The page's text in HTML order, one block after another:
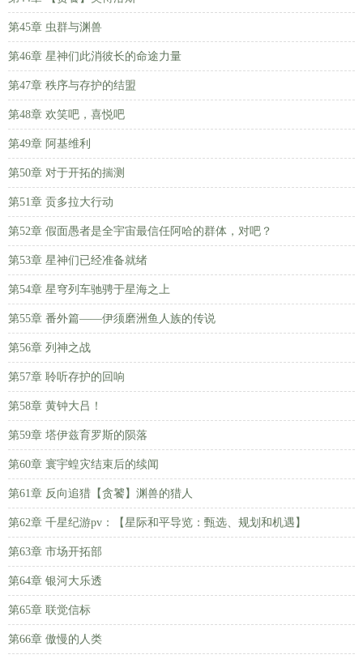
第45章 虫群与渊兽
第46章 星神们此消彼长的命途力量
第47章 秩序与存护的结盟
第48章 欢笑吧，喜悦吧
第49章 阿基维利
第50章 对于开拓的揣测
第51章 贡多拉大行动
第52章 假面愚者是全宇宙最信任阿哈的群体，对吧？
第53章 星神们已经准备就绪
第54章 星穹列车驰骋于星海之上
第55章 番外篇——伊须磨洲鱼人族的传说
第56章 列神之战
第57章 聆听存护的回响
第58章 黄钟大吕！
第59章 塔伊兹育罗斯的陨落
第60章 寰宇蝗灾结束后的续闻
第61章 反向追猎【贪饕】渊兽的猎人
第62章 千星纪游pv：【星际和平导览：甄选、规划和机遇】
第63章 市场开拓部
第64章 银河大乐透
第65章 联觉信标
第66章 傲慢的人类